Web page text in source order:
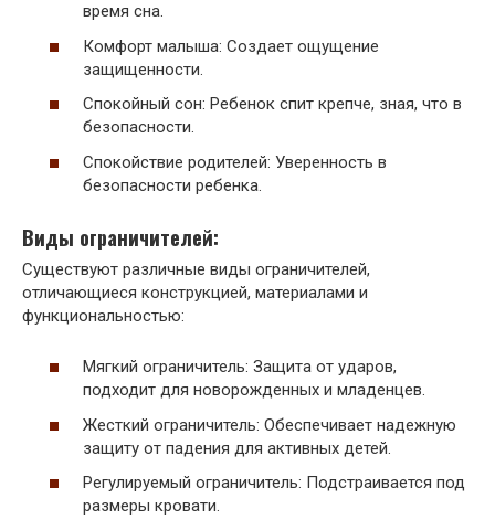
время сна.
Комфорт малыша: Создает ощущение
защищенности.
Спокойный сон: Ребенок спит крепче, зная, что в
безопасности.
Спокойствие родителей: Уверенность в
безопасности ребенка.
Виды ограничителей:
Существуют различные виды ограничителей,
отличающиеся конструкцией, материалами и
функциональностью:
Мягкий ограничитель: Защита от ударов,
подходит для новорожденных и младенцев.
Жесткий ограничитель: Обеспечивает надежную
защиту от падения для активных детей.
Регулируемый ограничитель: Подстраивается под
размеры кровати.